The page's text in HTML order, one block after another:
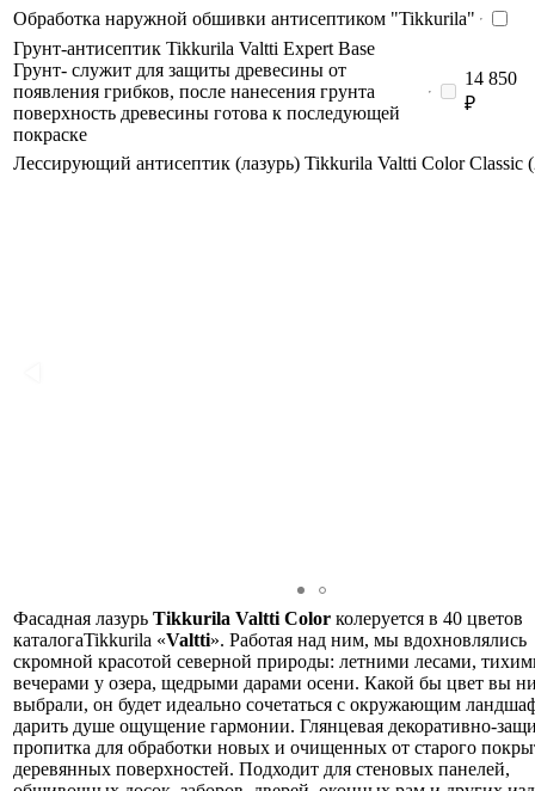
Обработка наружной обшивки антисептиком "Tikkurila"
Грунт-антисептик Tikkurila Valtti Expert Base
Грунт- служит для защиты древесины от
появления грибков, после нанесения грунта
поверхность древесины готова к последующей
покраске
14 850
₽
Лессирующий антисептик (лазурь) Tikkurila Valtti Color Classic
Фасадная лазурь Tikkurila Valtti Color колеруется в 40 цветов
каталогаTikkurila «Valtti». Работая над ним, мы вдохновлялись
скромной красотой северной природы: летними лесами,
вечерами у озера, щедрыми дарами осени. Какой бы цвет вы
выбрали, он будет идеально сочетаться с окружающим
дарить душе ощущение гармонии. Глянцевая декоративно-
пропитка для обработки новых и очищенных от старого
деревянных поверхностей. Подходит для стеновых панелей,